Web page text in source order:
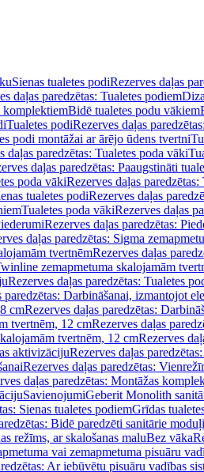
Sienas tualetes podiRezerves daļas
daļas paredzētas: Tualetes podiem
komplektiemBidē tualetes podu vākiem
Tualetes podiRezerves daļas
podi montāžai ar ārējo ūdens tvertni
daļas paredzētas: Tualetes poda vāki
daļas paredzētas: Paaugstināti
poda vākiRezerves daļas paredzētas:
tualetes podiRezerves daļas
Tualetes poda vākiRezerves daļas
Rezerves daļas paredzētas:
daļas paredzētas: Sigma
tvertnēmRezerves daļas
zemapmetuma skalojamām
Rezerves daļas paredzētas: Tualetes
paredzētas: Darbināšanai, izmantojot
cmRezerves daļas paredzētas:
tvertnēm, 12 cmRezerves daļas
tvertnēm, 12 cmRezerves
aktivizācijuRezerves daļas
Rezerves daļas paredzētas:
daļas paredzētas: Montāžas
SavienojumiGeberit Monolith
Sienas tualetes podiemGrīdas
Bidē paredzēti sanitārie moduļi
režīms, ar skalošanas maluBez vāka
vai zemapmetuma pisuāru
Ar iebūvētu pisuāru vadības